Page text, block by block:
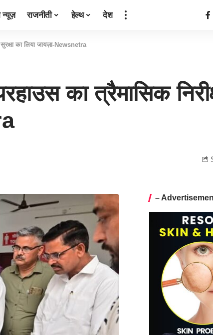
न्यूज़ राजनीती हेल्थ देश
सुरक्षा का लिया जायज़ा-Newsnetra
का त्रैमासिक
–